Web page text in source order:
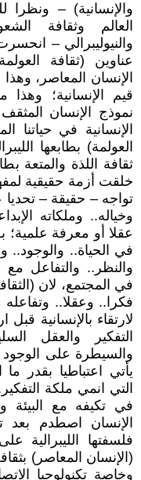
والإنسانية) – ونظرا
العالم وثقافة
والنيوليبرالي –
عناوين (ثقافة
الإنسان المعاصر،
قيم الإنسانية؛ وهذا
نموذج الإنسان
الإنسانية في حياتنا
العولمة) بطابعها
ثقافة اللذة والمتعة
خلقت أزمة حقيقية
تواجه – حقيقة – تحديا
وخياله.. وملكاته
عقلا أو معرفة علمية؛
في الحياة.. والوجود..
والنظر.. والتفاعل
في المجتمع، لان
فكرا.. وعقلا.. وتفاعله
لارتقاء بالإنسانية
التفكير والعقل
والسيطرة على
يأتي اعتباطيا بقدر ما
التي انمي ملكة
في تكيفه مع البيئة
الإنسان اصطدم بعد
فلسفتها الليبرالية
(الإنسان المعاصر)
وخاصة تكنولوجيا